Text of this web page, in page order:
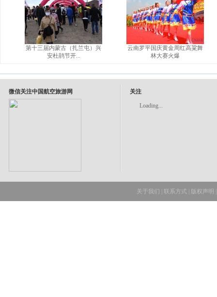
第十三届内蒙古（扎兰屯）兴
安杜鹃节开...
云南罗平国庆黄金周红高粱舞
林大赛火爆
微信关注中国航空旅游网 关注
Loading...
关于我们 联系方式 版权声明